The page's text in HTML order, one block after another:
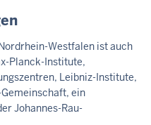
Westfalen ist auch
Planck-Institute,
Leibniz-Institute,
ein
Johannes-Rau-